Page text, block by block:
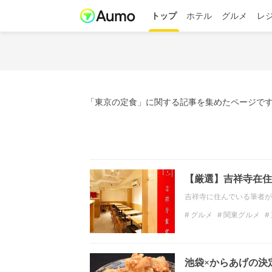
トップ ホテル グルメ レ
「東京の定食」に関する記事を集めたページ
【厳選】吉祥寺在
吉祥寺に住んでいる筆者
グルメ 関東グルメ
池袋×からあげの